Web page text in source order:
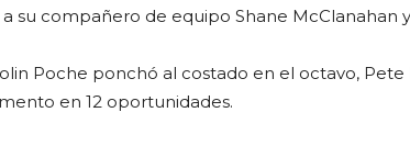
su compañero de equipo Shane McClanahan
Poche ponchó al costado en el octavo,
en 12 oportunidades.